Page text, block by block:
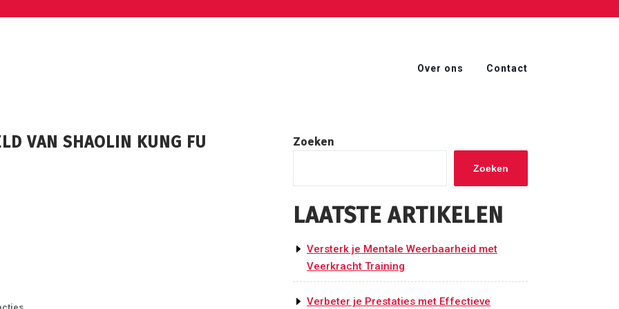
Over ons Contact
VAN SHAOLIN KUNG FU Zoeken
Zoeken
LAATSTE ARTIKELEN
Versterk je Mentale Weerbaarheid met
Veerkracht Training
Verbeter je Prestaties met Effectieve